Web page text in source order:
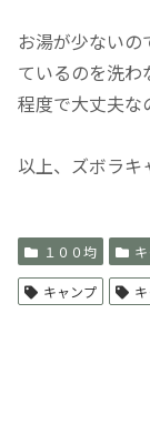
お湯が少ないの
ているのを洗
程度で大丈夫な
以上、ズボラ
１００均
キャンプ